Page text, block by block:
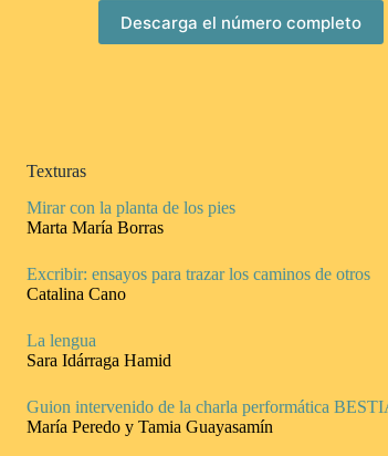
Descarga el número completo
Texturas
Mirar con la planta de los pies
Marta María Borras
Excribir: ensayos para trazar los caminos de otros
Catalina Cano
La lengua
Sara Idárraga Hamid
Guion intervenido de la charla performática
María Peredo y Tamia Guayasamín